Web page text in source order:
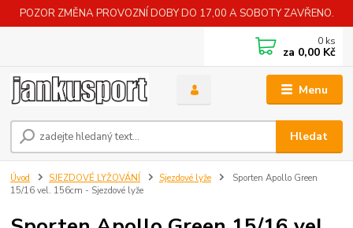
POZOR ZMĚNA PROVOZNÍ DOBY DO 17,00 A SOBOTY ZAVŘENO.
Menu
Hledat
0 ks
za 0,00 Kč
Úvod SJEZDOVÉ LYŽOVÁNÍ Sjezdové lyže
Sporten Apollo Green
15/16 vel. 156cm - Sjezdové lyže